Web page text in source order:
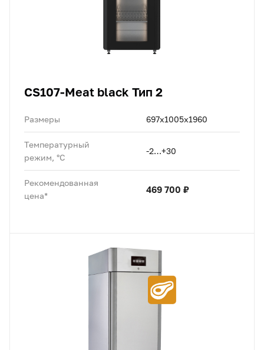
CS107-Meat black Тип 2
Размеры 697х1005х1960
Температурный
режим, °C
-2…+30
Рекомендованная
цена*
469 700 ₽